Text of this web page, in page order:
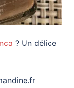
? Un délice